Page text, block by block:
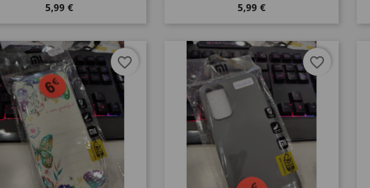
5,99 €
5,99 €
favorite_border favorite_border